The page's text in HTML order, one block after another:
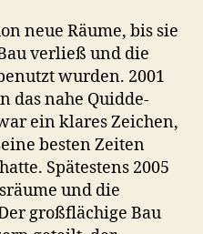
neue Räume, bis sie
verließ und die
wurden. 2001
das nahe Quidde-
ein klares Zeichen,
besten Zeiten
Spätestens 2005
und die
großflächige Bau